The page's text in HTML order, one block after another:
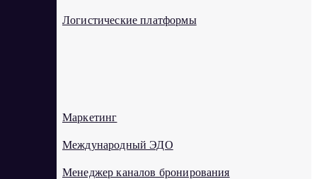
Логистические платформы
Маркетинг
Международный ЭДО
Менеджер каналов бронирования